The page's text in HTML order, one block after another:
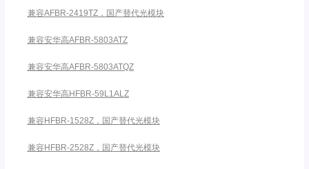
兼容AFBR-2419TZ，国产替代光模块
兼容安华高AFBR-5803ATZ
兼容安华高AFBR-5803ATQZ
兼容安华高HFBR-59L1ALZ
兼容HFBR-1528Z，国产替代光模块
兼容HFBR-2528Z，国产替代光模块